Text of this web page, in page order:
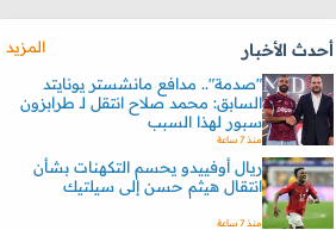
أحدث الأخبار
المزيد
"صدمة".. مدافع مانشستر يونايتد
السابق: محمد صلاح انتقل لـ طرابزون
سبور لهذا السبب
منذ 7 ساعة
ريال أوفييدو يحسم التكهنات بشأن
انتقال هيثم حسن إلى سيلتيك
منذ 7 ساعة